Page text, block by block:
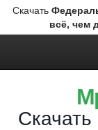
Скачать
всё, чем